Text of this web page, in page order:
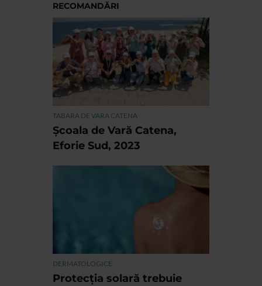
RECOMANDĂRI
TABARA DE VARA CATENA
Școala de Vară Catena,
Eforie Sud, 2023
DERMATOLOGICE
Protecția solară trebuie